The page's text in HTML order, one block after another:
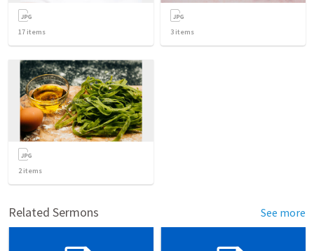
17 items 3 items
2items
Related Sermons See more